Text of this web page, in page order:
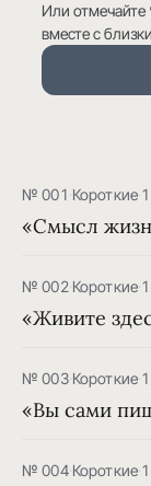
Или
вместе с
№ 001·Короткие·
«Смысл
№ 002·Короткие·
«Живите
№ 003·Короткие·
«Вы сами
№ 004·Короткие·